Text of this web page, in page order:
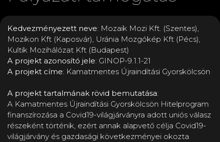
K edvezményezett neve: Mozaik Mozi Kft. (Szentes),
Mozikon Kft (Kaposvár), Uránia Mozgókép Kft (Pécs),
Kultik Mozihálózat Kft (Budapest)
A projekt azonosító jele: GINOP-9.1.1-21
A projekt címe: Kamatmentes Újraindítási Gyorskölcsön
A projekt tartalmának rövid bemutatása:
A Kamatmentes Újraindítási Gyorskölcsön Hitelprogram
finanszírozása a Covid19-világjárványra adott uniós válasz
részeként történik, ezért annak alapvető célja Covid19-
világjárvány és gazdasági következményei okozta